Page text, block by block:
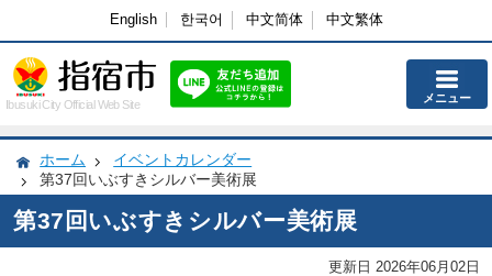
English 한국어 中文简体 中文繁体
Ibusuki City Official Web Site メニュー
ホーム
イベントカレンダー
第37回いぶすきシルバー美術展
第37回いぶすきシルバー美術展
更新日 2026年06月02日